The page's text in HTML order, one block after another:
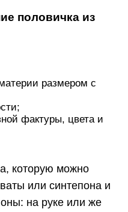
половичка из
размером с
фактуры, цвета и
которую можно
или синтепона и
на руке или же